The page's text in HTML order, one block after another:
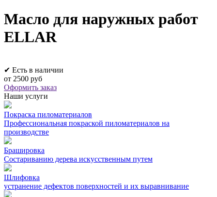
Масло для наружных работ
ELLAR
✔ Есть в наличии
от 2500 руб
Оформить заказ
Наши услуги
Покраска пиломатериалов
Профессиональная покраской пиломатериалов на
производстве
Брашировка
Состариванию дерева искусственным путем
Шлифовка
устранение дефектов поверхностей и их выравнивание